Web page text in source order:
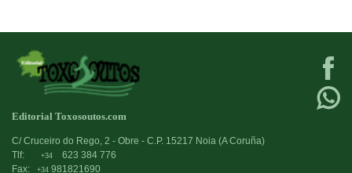
Editorial Toxosoutos.com
C/ Cruceiro do Rego, 2 - Obre - C.P. 15217 Noia (A Coruña)
Tlf:
+34
623 384 776
Fax:
+34 981821690